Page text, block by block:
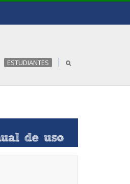
ESTUDIANTES